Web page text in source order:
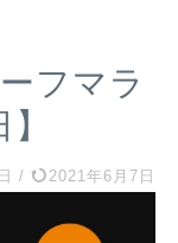
フマラ
/ 2021年6月7日